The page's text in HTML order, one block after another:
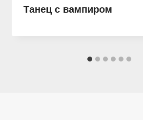
Танец с вампиром